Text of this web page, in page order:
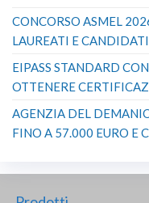
CONCORSO ASMEL
LAUREATI E
EIPASS STANDARD
OTTENERE
AGENZIA DEL
FINO A 57.000 EURO E